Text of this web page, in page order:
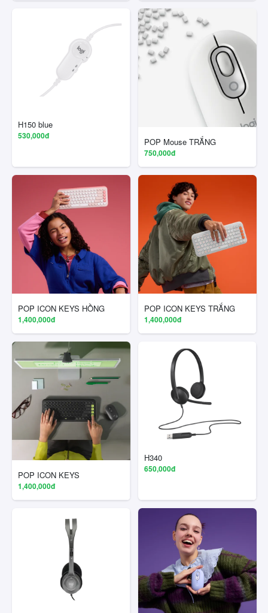
H150 blue
530,000đ
POP Mouse TRẮNG
750,000đ
POP ICON KEYS HỒNG
1,400,000đ
POP ICON KEYS TRẮNG
1,400,000đ
POP ICON KEYS
1,400,000đ
H340
650,000đ